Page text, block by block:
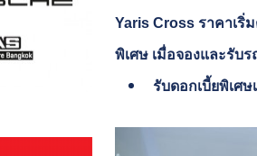
Yaris Cross ราคาเริ่
พิเศษ เมื่อจองและรับ
รับดอกเบี้ยพิเศ